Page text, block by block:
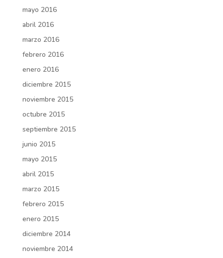
mayo 2016
abril 2016
marzo 2016
febrero 2016
enero 2016
diciembre 2015
noviembre 2015
octubre 2015
septiembre 2015
junio 2015
mayo 2015
abril 2015
marzo 2015
febrero 2015
enero 2015
diciembre 2014
noviembre 2014